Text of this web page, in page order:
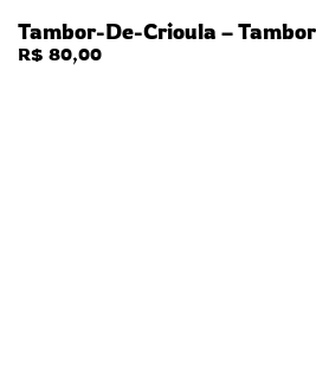
Tambor-De-Crioula –
R$ 80,00